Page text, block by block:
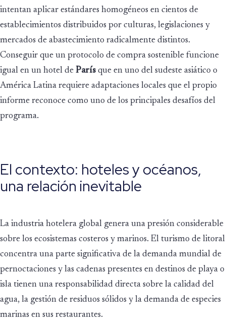
intentan aplicar estándares homogéneos en cientos de
establecimientos distribuidos por culturas, legislaciones y
mercados de abastecimiento radicalmente distintos.
Conseguir que un protocolo de compra sostenible funcione
igual en un hotel de París que en uno del sudeste asiático o
América Latina requiere adaptaciones locales que el propio
informe reconoce como uno de los principales desafíos del
programa.
El contexto: hoteles y océanos,
una relación inevitable
La industria hotelera global genera una presión considerable
sobre los ecosistemas costeros y marinos. El turismo de litoral
concentra una parte significativa de la demanda mundial de
pernoctaciones y las cadenas presentes en destinos de playa o
isla tienen una responsabilidad directa sobre la calidad del
agua, la gestión de residuos sólidos y la demanda de especies
marinas en sus restaurantes.